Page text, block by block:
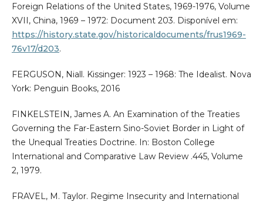
Foreign Relations of the United States, 1969-1976, Volume
XVII, China, 1969 – 1972: Document 203. Disponível em:
https://history.state.gov/historicaldocuments/frus1969-
76v17/d203.
FERGUSON, Niall. Kissinger: 1923 – 1968: The Idealist. Nova
York: Penguin Books, 2016
FINKELSTEIN, James A. An Examination of the Treaties
Governing the Far-Eastern Sino-Soviet Border in Light of
the Unequal Treaties Doctrine. In: Boston College
International and Comparative Law Review .445, Volume
2, 1979.
FRAVEL, M. Taylor. Regime Insecurity and International